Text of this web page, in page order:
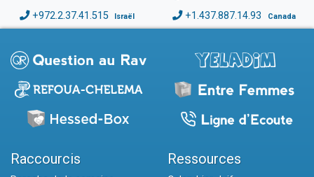
+972.2.37.41.515 Israël +1.437.887.14.93 Canada
Raccourcis Ressources